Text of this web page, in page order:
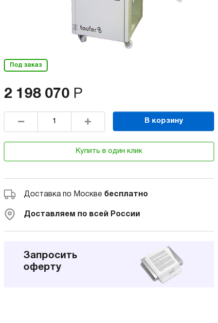
Под заказ
2 198 070 Р
В корзину
Купить в один клик
Доставка по Москве бесплатно
Доставляем по всей России
Запросить
оферту